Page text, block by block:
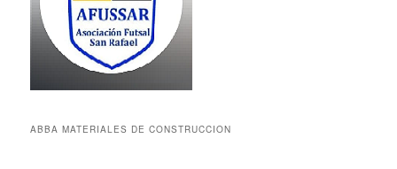
ABBA MATERIALES DE CONSTRUCCION